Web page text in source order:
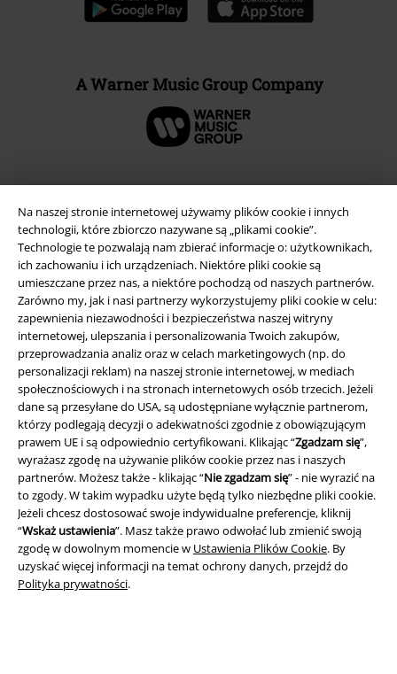
Na naszej stronie internetowej używamy plików cookie i innych
technologii, które zbiorczo nazywane są „plikami cookie”.
Technologie te pozwalają nam zbierać informacje o: użytkownikach,
ich zachowaniu i ich urządzeniach. Niektóre pliki cookie są
umieszczane przez nas, a niektóre pochodzą od naszych partnerów.
Zarówno my, jak i nasi partnerzy wykorzystujemy pliki cookie w celu:
zapewnienia niezawodności i bezpieczeństwa naszej witryny
internetowej, ulepszania i personalizowania Twoich zakupów,
przeprowadzania analiz oraz w celach marketingowych (np. do
personalizacji reklam) na naszej stronie internetowej, w mediach
społecznościowych i na stronach internetowych osób trzecich. Jeżeli
dane są przesyłane do USA, są udostępniane wyłącznie partnerom,
którzy podlegają decyzji o adekwatności zgodnie z obowiązującym
prawem UE i są odpowiednio certyfikowani. Klikając “Zgadzam się”,
wyrażasz zgodę na używanie plików cookie przez nas i naszych
partnerów. Możesz także - klikając “Nie zgadzam się” - nie wyrazić na
to zgody. W takim wypadku użyte będą tylko niezbędne pliki cookie.
Jeżeli chcesz dostosować swoje indywidualne preferencje, kliknij
“Wskaż ustawienia”. Masz także prawo odwołać lub zmienić swoją
zgodę w dowolnym momencie w Ustawienia Plików Cookie. By
uzyskać więcej informacji na temat ochrony danych, przejdź do
Polityka prywatności.
A Warner Music Group Company
Informacje prawne
Regulamin
Dane firmy
Polityka prywatności
Unieszkodliwianie odpadów i ochrona środowiska
Deklaracja Zgodności
Informacje dotyczące dostępności